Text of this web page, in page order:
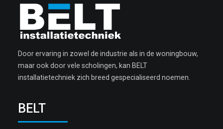
Door ervaring in zowel de industrie als in de woningbouw,
maar ook door vele scholingen, kan BELT
installatietechniek zich breed gespecialiseerd noemen.
BELT